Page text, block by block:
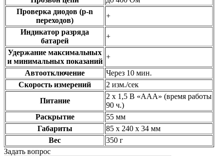
Проверка диодов (p-n
переходов)
+
Индикатор разряда
батарей
+
Удержание максимальных
и минимальных показаний
+
Автоотключение
Через 10 мин.
Скорость измерений
2 изм./сек
Питание
2 х 1,5 В «AAA» (время работы
90 ч.)
Раскрытие
55 мм
Габариты
85 х 240 х 34 мм
Вес
350 г
Задать вопрос